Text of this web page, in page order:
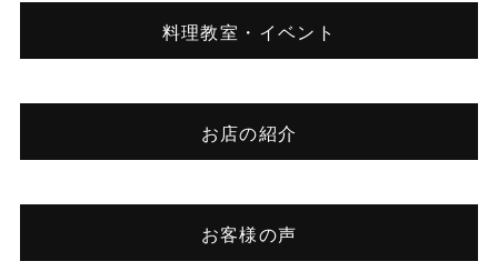
料理教室・イベント
お店の紹介
お客様の声